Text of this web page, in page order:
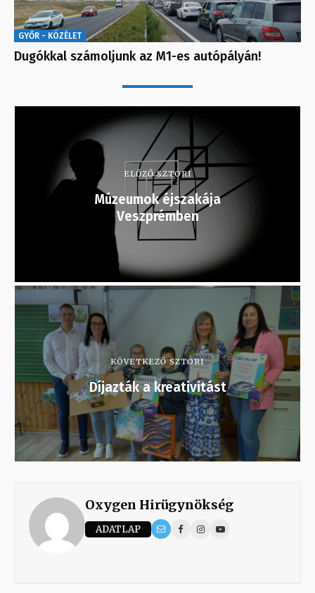
GYŐR - KÖZÉLET
Dugókkal számoljunk az M1-es autópályán!
ELŐZŐ SZTORI
Múzeumok éjszakája
Veszprémben
KÖVETKEZŐ SZTORI
Díjazták a kreativitást
Oxygen Hirügynökség
ADATLAP